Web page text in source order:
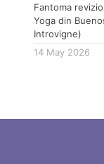
Fantoma
Yoga din
Introvigne)
14 May 2026